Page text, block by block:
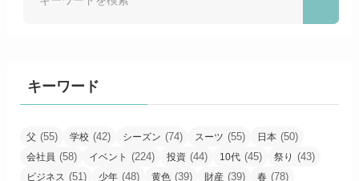
キーワード
父 (55) 学校 (42) シーズン (74) スーツ (55) 日本 (50)
会社員 (58) イベント (224) 投資 (44) 10代 (45) 祭り (43)
ビジネス (51) 少年 (48) 黄色 (39) 財産 (39) 春 (78)